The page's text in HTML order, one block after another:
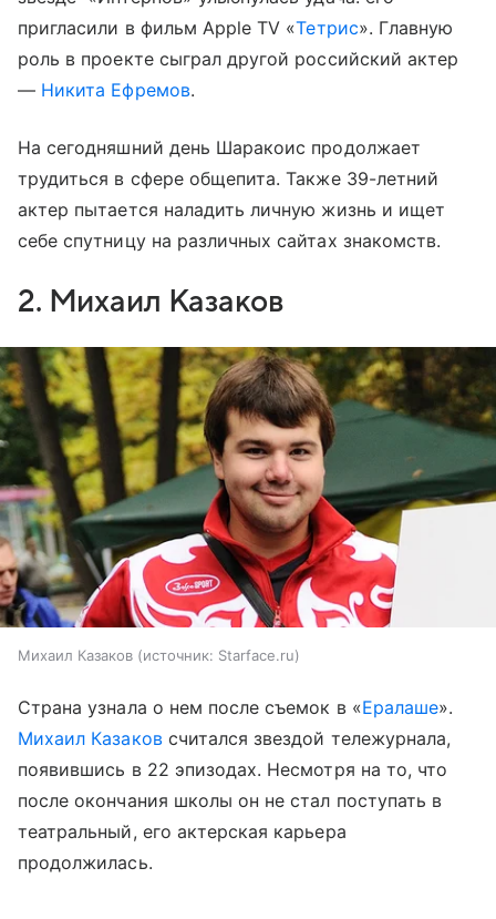
пригласили в фильм Apple TV «Тетрис». Главную
роль в проекте сыграл другой российский актер
— Никита Ефремов.
На сегодняшний день Шаракоис продолжает
трудиться в сфере общепита. Также 39-летний
актер пытается наладить личную жизнь и ищет
себе спутницу на различных сайтах знакомств.
2. Михаил Казаков
Михаил Казаков источник: Starface.ru
Страна узнала о нем после съемок в «Ералаше».
Михаил Казаковсчитался звездой тележурнала,
появившись в 22 эпизодах. Несмотря на то, что
после окончания школы он не стал поступать в
театральный, его актерская карьера
продолжилась.